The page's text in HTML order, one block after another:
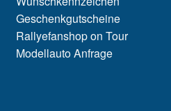
Geschenkgutscheine
Rallyefanshop on Tour
Modellauto Anfrage